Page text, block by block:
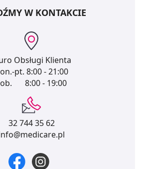
W KONTAKCIE
Obsługi Klienta
pt. 8:00 - 21:00
8:00 - 19:00
32 744 35 62